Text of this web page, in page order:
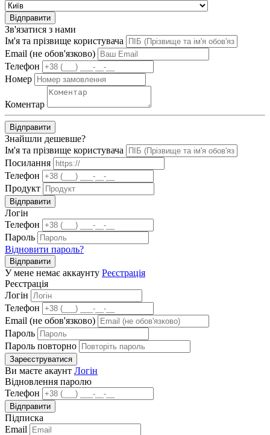
Відправити
Зв'язатися з нами
Ім'я та прізвище користувача
Email (не обов'язково)
Телефон
Номер
Коментар
Відправити
Знайшли дешевше?
Ім'я та прізвище користувача
Посилання
Телефон
Продукт
Відправити
Логін
Телефон
Пароль
Відновити пароль?
Відправити
У мене немає аккаунту Реєстрація
Реєстрація
Логін
Телефон
Email (не обов'язково)
Пароль
Пароль повторно
Зареєструватися
Ви маєте акаунт Логін
Відновлення паролю
Телефон
Відправити
Підписка
Email